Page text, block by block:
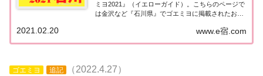
ミヨ2021』（イエローガイド）。こちらのページで
は金沢など『石川県』でゴエミヨに掲載されたお店
た。ゴエミヨ2021『石川県』北陸「石川エリア」で
「ゴ・エ・ミヨ2021」に掲載された...
www.e宿.com
2021.02.20
ゴエミヨ 追記 （2022.4.27）